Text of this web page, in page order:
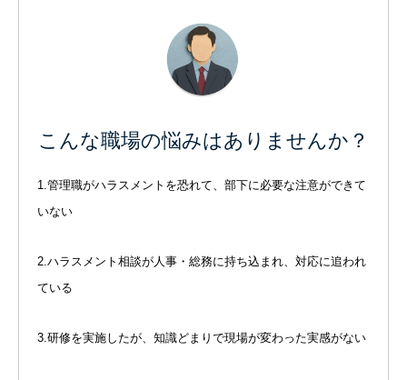
こんな職場の悩みはありませんか？
1.管理職がハラスメントを恐れて、部下に必要な注意ができて
いない
2.ハラスメント相談が人事・総務に持ち込まれ、対応に追われ
ている
3.研修を実施したが、知識どまりで現場が変わった実感がない